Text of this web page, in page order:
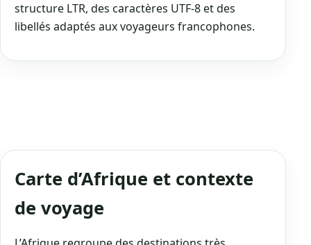
structure LTR, des caractères UTF‑8 et des
libellés adaptés aux voyageurs francophones.
Carte d’Afrique et contexte
de voyage